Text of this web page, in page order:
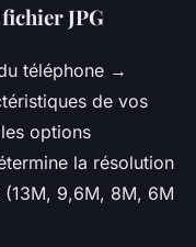
JPG
téléphone →
de vos
options
la résolution
9,6M, 8M, 6M